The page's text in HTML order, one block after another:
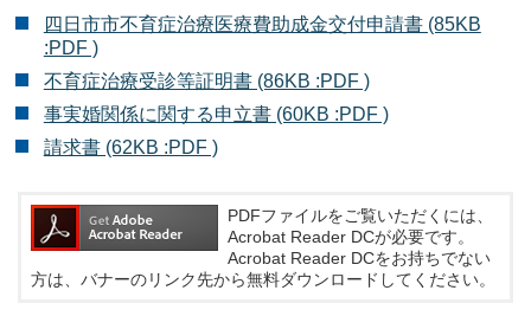
四日市市不育症治療医療費助成金交付申請書 (85KB
:PDF )
不育症治療受診等証明書 (86KB :PDF )
事実婚関係に関する申立書 (60KB :PDF )
請求書 (62KB :PDF )
PDFファイルをご覧いただくには、
Acrobat Reader DCが必要です。
Acrobat Reader DCをお持ちでない
方は、バナーのリンク先から無料ダウンロードしてください。